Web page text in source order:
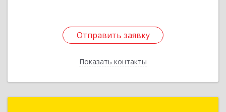
Отправить заявку
Показать контакты
Отправить заявку
Назад